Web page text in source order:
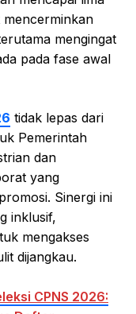
mengingat
pada fase awal
tidak lepas dari
Pemerintah
dan
yang
Sinergi ini
inklusif,
mengakses
dijangkau.
CPNS 2026: